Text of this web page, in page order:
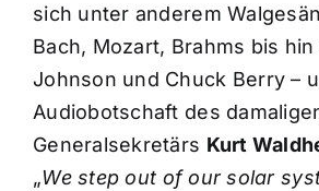
sich unter anderem
Bach, Mozart, Brahms bis
Johnson und Chuck Berry –
Audiobotschaft des
Generalsekretärs Kurt
„We step out of our solar